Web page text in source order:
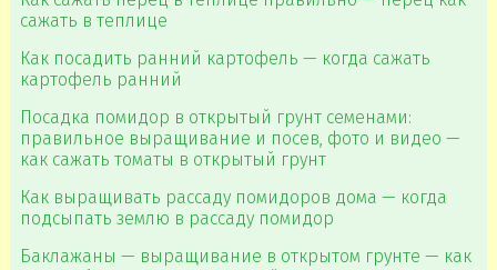
сажать в теплице
Как посадить ранний картофель — когда сажать
картофель ранний
Посадка помидор в открытый грунт семенами:
правильное выращивание и посев, фото и видео —
как сажать томаты в открытый грунт
Как выращивать рассаду помидоров дома — когда
подсыпать землю в рассаду помидор
Баклажаны — выращивание в открытом грунте — как